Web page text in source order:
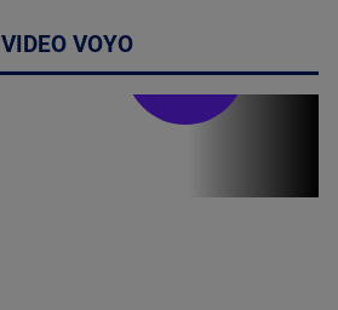
VIDEO VOYO
Stirile PRO TV